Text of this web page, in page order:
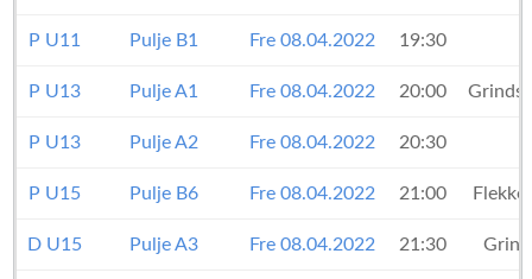
P U11 Pulje B1 Fre 08.04.2022 19:30
P U13 Pulje A1 Fre 08.04.2022 20:00
P U13 Pulje A2 Fre 08.04.2022 20:30
P U15 Pulje B6 Fre 08.04.2022 21:00
D U15 Pulje A3 Fre 08.04.2022 21:30